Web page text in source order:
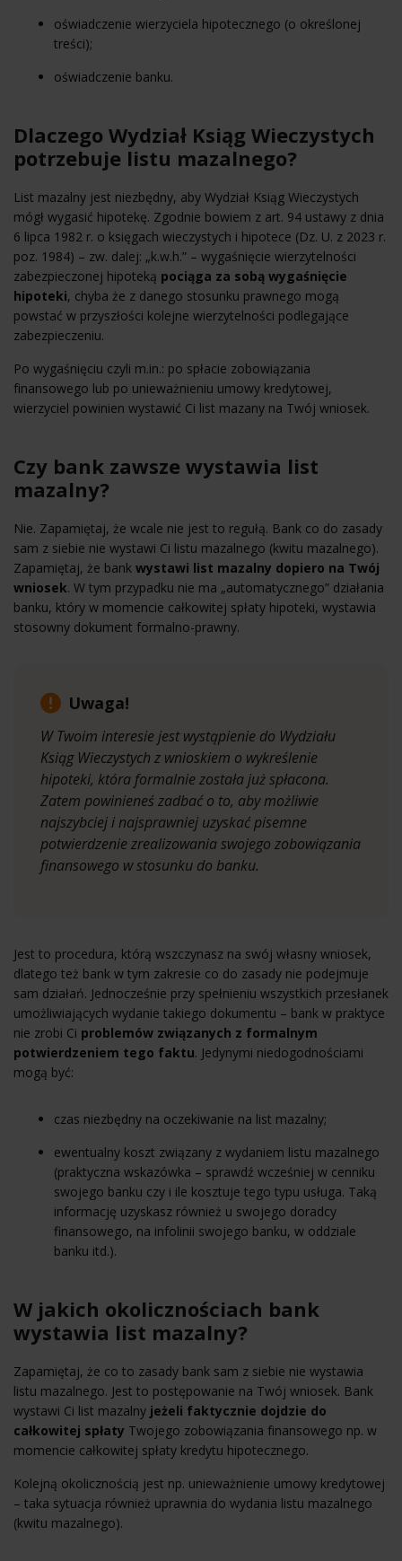
oświadczenie wierzyciela hipotecznego (o określonej
treści);
oświadczenie banku.
Dlaczego Wydział Ksiąg Wieczystych
potrzebuje listu mazalnego?
List mazalny jest niezbędny, aby Wydział Ksiąg Wieczystych
mógł wygasić hipotekę. Zgodnie bowiem z art. 94 ustawy z dnia
6 lipca 1982 r. o księgach wieczystych i hipotece (Dz. U. z 2023 r.
poz. 1984) – zw. dalej: „k.w.h.” – wygaśnięcie wierzytelności
zabezpieczonej hipoteką pociąga za sobą wygaśnięcie
hipoteki, chyba że z danego stosunku prawnego mogą
powstać w przyszłości kolejne wierzytelności podlegające
zabezpieczeniu.
Po wygaśnięciu czyli m.in.: po spłacie zobowiązania
finansowego lub po unieważnieniu umowy kredytowej,
wierzyciel powinien wystawić Ci list mazany na Twój wniosek.
Czy bank zawsze wystawia list
mazalny?
Nie. Zapamiętaj, że wcale nie jest to regułą. Bank co do zasady
sam z siebie nie wystawi Ci listu mazalnego (kwitu mazalnego).
Zapamiętaj, że bank wystawi list mazalny dopiero na Twój
wniosek. W tym przypadku nie ma „automatycznego” działania
banku, który w momencie całkowitej spłaty hipoteki, wystawia
stosowny dokument formalno-prawny.
Uwaga!
W Twoim interesie jest wystąpienie do Wydziału
Ksiąg Wieczystych z wnioskiem o wykreślenie
hipoteki, która formalnie została już spłacona.
Zatem powinieneś zadbać o to, aby możliwie
najszybciej i najsprawniej uzyskać pisemne
potwierdzenie zrealizowania swojego zobowiązania
finansowego w stosunku do banku.
Jest to procedura, którą wszczynasz na swój własny wniosek,
dlatego też bank w tym zakresie co do zasady nie podejmuje
sam działań. Jednocześnie przy spełnieniu wszystkich przesłanek
umożliwiających wydanie takiego dokumentu – bank w praktyce
nie zrobi Ci problemów związanych z formalnym
potwierdzeniem tego faktu. Jedynymi niedogodnościami
mogą być:
czas niezbędny na oczekiwanie na list mazalny;
ewentualny koszt związany z wydaniem listu mazalnego
(praktyczna wskazówka – sprawdź wcześniej w cenniku
swojego banku czy i ile kosztuje tego typu usługa. Taką
informację uzyskasz również u swojego doradcy
finansowego, na infolinii swojego banku, w oddziale
banku itd.).
W jakich okolicznościach bank
wystawia list mazalny?
Zapamiętaj, że co to zasady bank sam z siebie nie wystawia
listu mazalnego. Jest to postępowanie na Twój wniosek. Bank
wystawi Ci list mazalny jeżeli faktycznie dojdzie do
całkowitej spłaty Twojego zobowiązania finansowego np. w
momencie całkowitej spłaty kredytu hipotecznego.
Kolejną okolicznością jest np. unieważnienie umowy kredytowej
– taka sytuacja również uprawnia do wydania listu mazalnego
(kwitu mazalnego).